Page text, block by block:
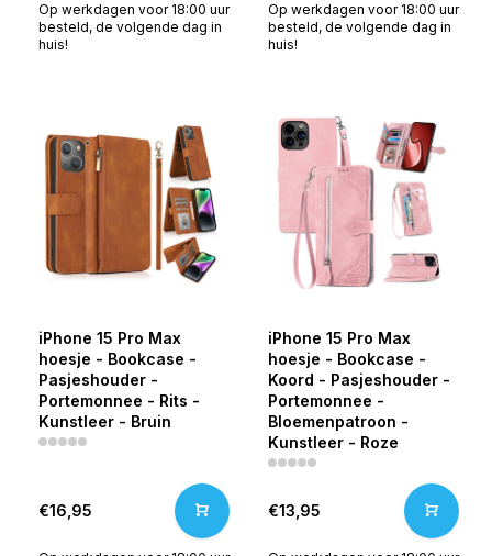
Op werkdagen voor 18:00 uur
besteld, de volgende dag in
huis!
Op werkdagen voor 18:00 uur
besteld, de volgende dag in
huis!
iPhone 15 Pro Max
hoesje - Bookcase -
Pasjeshouder -
Portemonnee - Rits -
Kunstleer - Bruin
€16,95
iPhone 15 Pro Max
hoesje - Bookcase -
Koord - Pasjeshouder -
Portemonnee -
Bloemenpatroon -
Kunstleer - Roze
€13,95